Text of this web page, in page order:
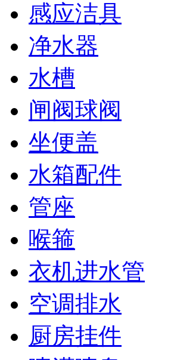
感应洁具
净水器
水槽
闸阀球阀
坐便盖
水箱配件
管座
喉箍
衣机进水管
空调排水
厨房挂件